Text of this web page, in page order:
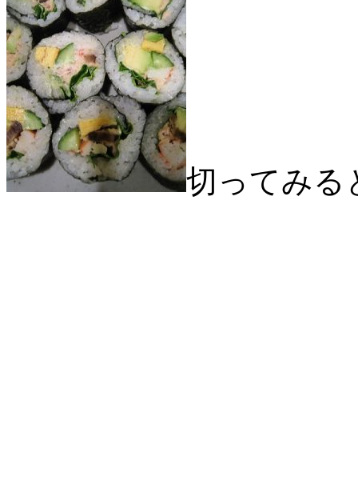
切ってみる